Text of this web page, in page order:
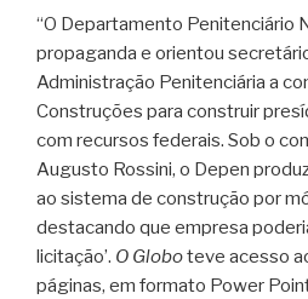
“O Departamento Penitenciário
propaganda e orientou
Administração Penitenciária a
Construções para construir
com recursos federais. Sob o
Augusto Rossini, o Depen
ao sistema de construção por
destacando que empresa
licitação’. O Globoteve acesso
páginas, em formato Power